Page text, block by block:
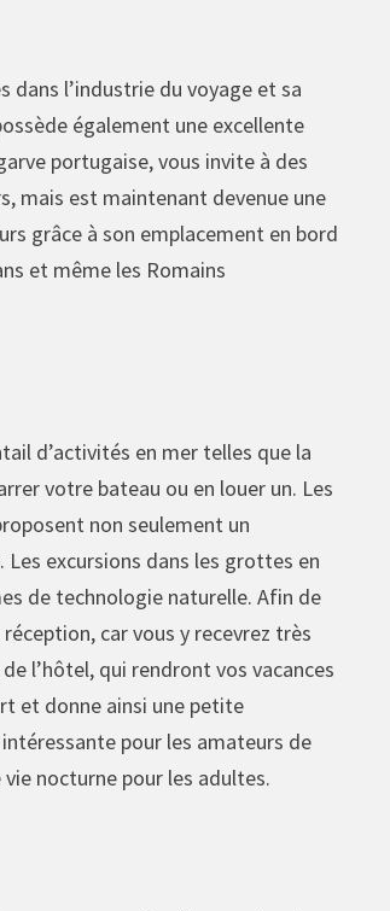
dans l’industrie du voyage et sa
également une excellente
portugaise, vous invite à des
mais est maintenant devenue une
grâce à son emplacement en bord
et même les Romains
d’activités en mer telles que la
votre bateau ou en louer un. Les
non seulement un
excursions dans les grottes en
de technologie naturelle. Afin de
car vous y recevrez très
l’hôtel, qui rendront vos vacances
et donne ainsi une petite
pour les amateurs de
nocturne pour les adultes.